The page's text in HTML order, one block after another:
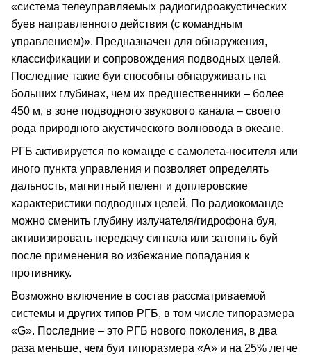
«система телеуправляемых радиогидроакустических
буев направленного действия (с командным
управлением)». Предназначен для обнаружения,
классификации и сопровождения подводных целей.
Последние такие буи способны обнаруживать на
больших глубинах, чем их предшественники – более
450 м, в зоне подводного звукового канала – своего
рода природного акустического волновода в океане.
РГБ активируется по команде с самолета-носителя или
иного пункта управления и позволяет определять
дальность, магнитный пеленг и доплеровские
характеристики подводных целей. По радиокоманде
можно сменить глубину излучателя/гидрофона буя,
активизировать передачу сигнала или затопить буй
после применения во избежание попадания к
противнику.
Возможно включение в состав рассматриваемой
системы и других типов РГБ, в том числе типоразмера
«G». Последние – это РГБ нового поколения, в два
раза меньше, чем буи типоразмера «А» и на 25% легче